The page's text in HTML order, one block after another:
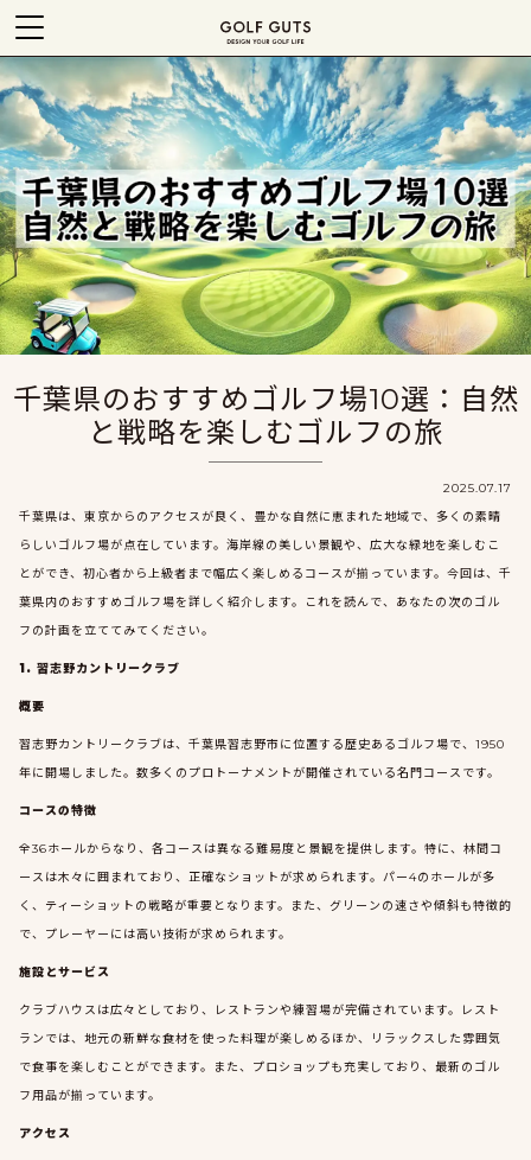
千葉県のおすすめゴルフ場10選：自然
と戦略を楽しむゴルフの旅
2025.07.17
千葉県は、東京からのアクセスが良く、豊かな自然に恵まれた地域で、多くの素晴
らしいゴルフ場が点在しています。海岸線の美しい景観や、広大な緑地を楽しむこ
とができ、初心者から上級者まで幅広く楽しめるコースが揃っています。今回は、千
葉県内のおすすめゴルフ場を詳しく紹介します。これを読んで、あなたの次のゴル
フの計画を立ててみてください。
1. 習志野カントリークラブ
概要
習志野カントリークラブは、千葉県習志野市に位置する歴史あるゴルフ場で、1950
年に開場しました。数多くのプロトーナメントが開催されている名門コースです。
コースの特徴
全36ホールからなり、各コースは異なる難易度と景観を提供します。特に、林間コ
ースは木々に囲まれており、正確なショットが求められます。パー4のホールが多
く、ティーショットの戦略が重要となります。また、グリーンの速さや傾斜も特徴的
で、プレーヤーには高い技術が求められます。
施設とサービス
クラブハウスは広々としており、レストランや練習場が完備されています。レスト
ランでは、地元の新鮮な食材を使った料理が楽しめるほか、リラックスした雰囲気
で食事を楽しむことができます。また、プロショップも充実しており、最新のゴル
フ用品が揃っています。
アクセス